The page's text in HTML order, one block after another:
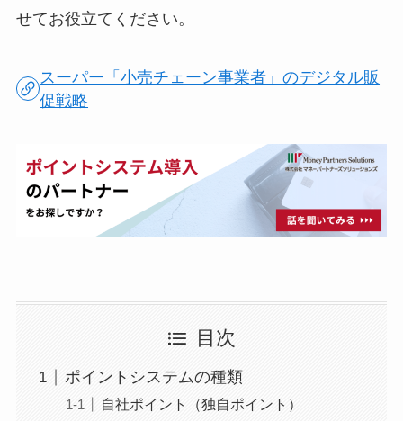
せてお役立てください。
スーパー「小売チェーン事業者」のデジタル販
促戦略
目次
ポイントシステムの種類
自社ポイント（独自ポイント）